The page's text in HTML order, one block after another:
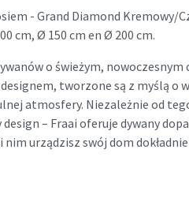
- Grand Diamond Kremowy/
cm, Ø 150 cm en Ø 200 cm.
o świeżym, nowoczesnym
tworzone są z myślą o
atmosfery. Niezależnie od
– Fraai oferuje dywany
urządzisz swój dom